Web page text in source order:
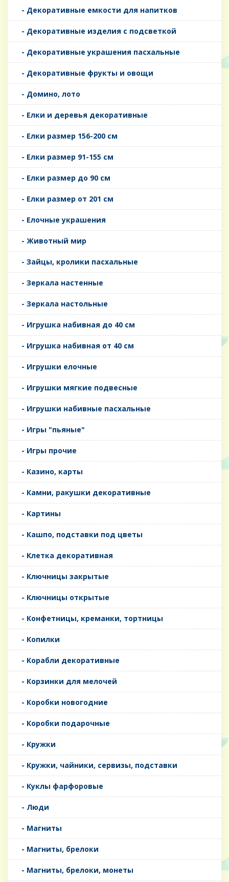
- Декоративные емкости для напитков
- Декоративные изделия с подсветкой
- Декоративные украшения пасхальные
- Декоративные фрукты и овощи
- Домино, лото
- Елки и деревья декоративные
- Елки размер 156-200 см
- Елки размер 91-155 см
- Елки размер до 90 см
- Елки размер от 201 см
- Елочные украшения
- Животный мир
- Зайцы, кролики пасхальные
- Зеркала настенные
- Зеркала настольные
- Игрушка набивная до 40 см
- Игрушка набивная от 40 см
- Игрушки елочные
- Игрушки мягкие подвесные
- Игрушки набивные пасхальные
- Игры "пьяные"
- Игры прочие
- Казино, карты
- Камни, ракушки декоративные
- Картины
- Кашпо, подставки под цветы
- Клетка декоративная
- Ключницы закрытые
- Ключницы открытые
- Конфетницы, креманки, тортницы
- Копилки
- Корабли декоративные
- Корзинки для мелочей
- Коробки новогодние
- Коробки подарочные
- Кружки
- Кружки, чайники, сервизы, подставки
- Куклы фарфоровые
- Люди
- Магниты
- Магниты, брелоки
- Магниты, брелоки, монеты